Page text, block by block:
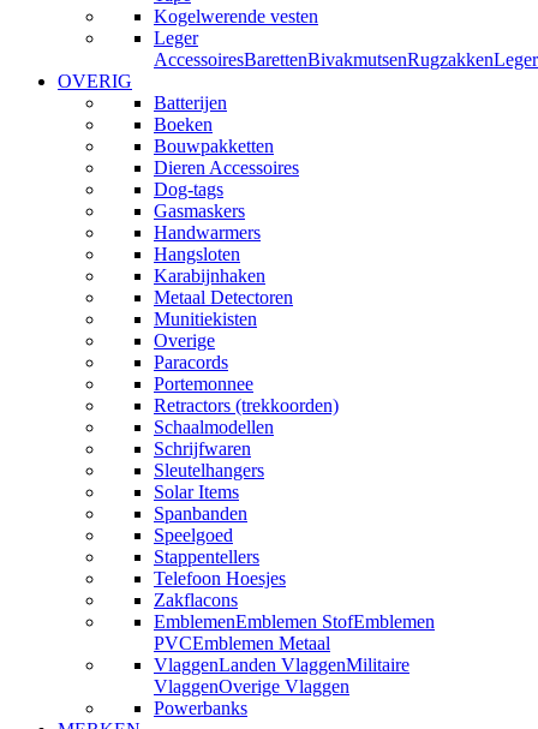
Kogelwerende vesten
Leger
AccessoiresBarettenBivakmutsenRugzakken
OVERIG
Batterijen
Boeken
Bouwpakketten
Dieren Accessoires
Dog-tags
Gasmaskers
Handwarmers
Hangsloten
Karabijnhaken
Metaal Detectoren
Munitiekisten
Overige
Paracords
Portemonnee
Retractors (trekkoorden)
Schaalmodellen
Schrijfwaren
Sleutelhangers
Solar Items
Spanbanden
Speelgoed
Stappentellers
Telefoon Hoesjes
Zakflacons
EmblemenEmblemen StofEmblemen
PVCEmblemen Metaal
VlaggenLanden VlaggenMilitaire
VlaggenOverige Vlaggen
Powerbanks